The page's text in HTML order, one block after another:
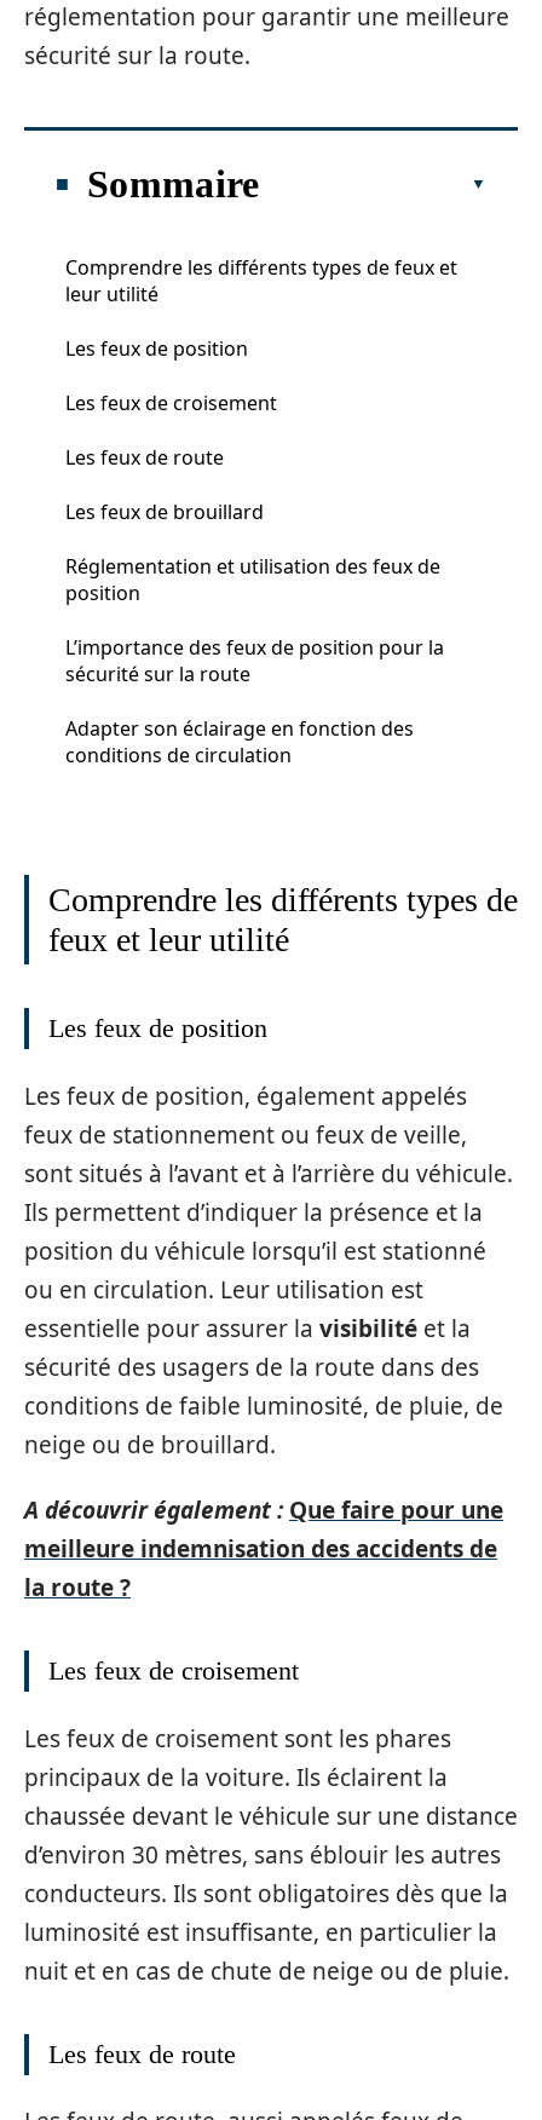
réglementation pour garantir une meilleure
sécurité sur la route.
Sommaire
Comprendre les différents types de feux et
leur utilité
Les feux de position
Les feux de croisement
Les feux de route
Les feux de brouillard
Réglementation et utilisation des feux de
position
L’importance des feux de position pour la
sécurité sur la route
Adapter son éclairage en fonction des
conditions de circulation
Comprendre les différents types de
feux et leur utilité
Les feux de position
Les feux de position, également appelés
feux de stationnement ou feux de veille,
sont situés à l’avant et à l’arrière du véhicule.
Ils permettent d’indiquer la présence et la
position du véhicule lorsqu’il est stationné
ou en circulation. Leur utilisation est
essentielle pour assurer la visibilité et la
sécurité des usagers de la route dans des
conditions de faible luminosité, de pluie, de
neige ou de brouillard.
A découvrir également : Que faire pour une
meilleure indemnisation des accidents de
la route ?
Les feux de croisement
Les feux de croisement sont les phares
principaux de la voiture. Ils éclairent la
chaussée devant le véhicule sur une distance
d’environ 30 mètres, sans éblouir les autres
conducteurs. Ils sont obligatoires dès que la
luminosité est insuffisante, en particulier la
nuit et en cas de chute de neige ou de pluie.
Les feux de route